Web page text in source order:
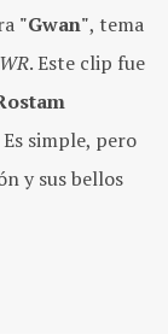
"Gwan", tema
. Este clip fue
Es simple, pero
y sus bellos